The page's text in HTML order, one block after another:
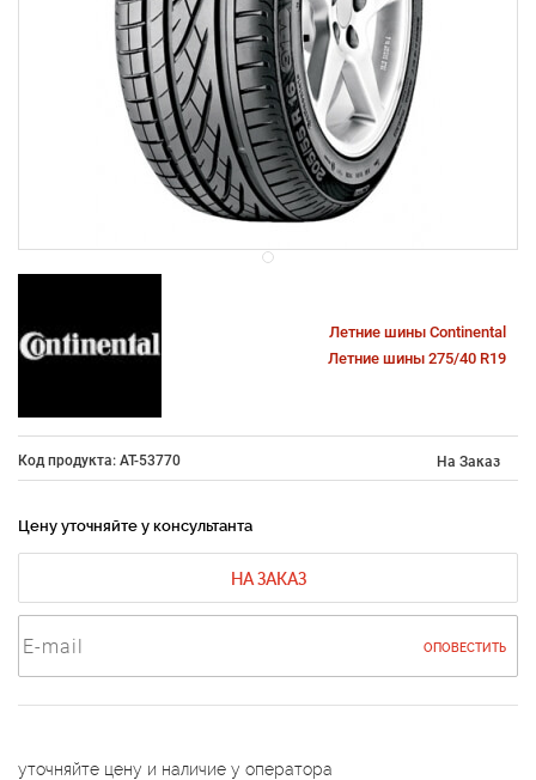
Летние шины Continental
Летние шины 275/40 R19
Код продукта: AT-53770 На Заказ
Цену уточняйте у консультанта
НА ЗАКАЗ
ОПОВЕСТИТЬ
уточняйте цену и наличие у оператора